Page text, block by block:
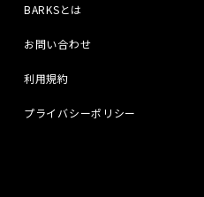
BARKSとは
お問い合わせ
利用規約
プライバシーポリシー